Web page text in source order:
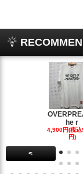
he r
4,900円(税
円)
<